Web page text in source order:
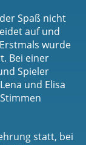
Spaß nicht
auf und
wurde
Bei einer
Spieler
und Elisa
statt, bei